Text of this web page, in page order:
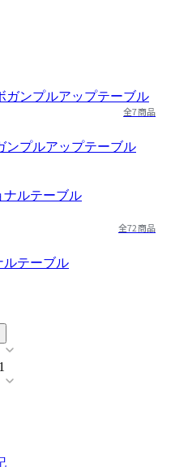
全7商品
ンプルアップテーブル
全72商品
ルテーブル
1